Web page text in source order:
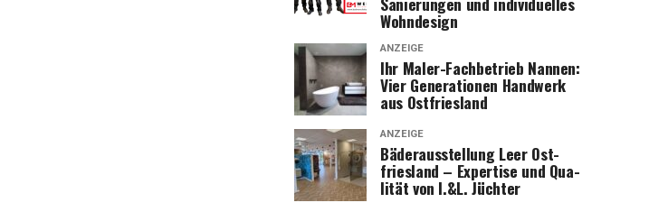
Wohndesign
ANZEIGE
Ihr Maler-Fach­be­trieb Nan­nen:
Vier Gene­ra­tio­nen Hand­werk
aus Ostfriesland
ANZEIGE
Bäder­aus­stel­lung Leer Ost­
fries­land – Exper­ti­se und Qua­
li­tät von I.&L. Jüchter